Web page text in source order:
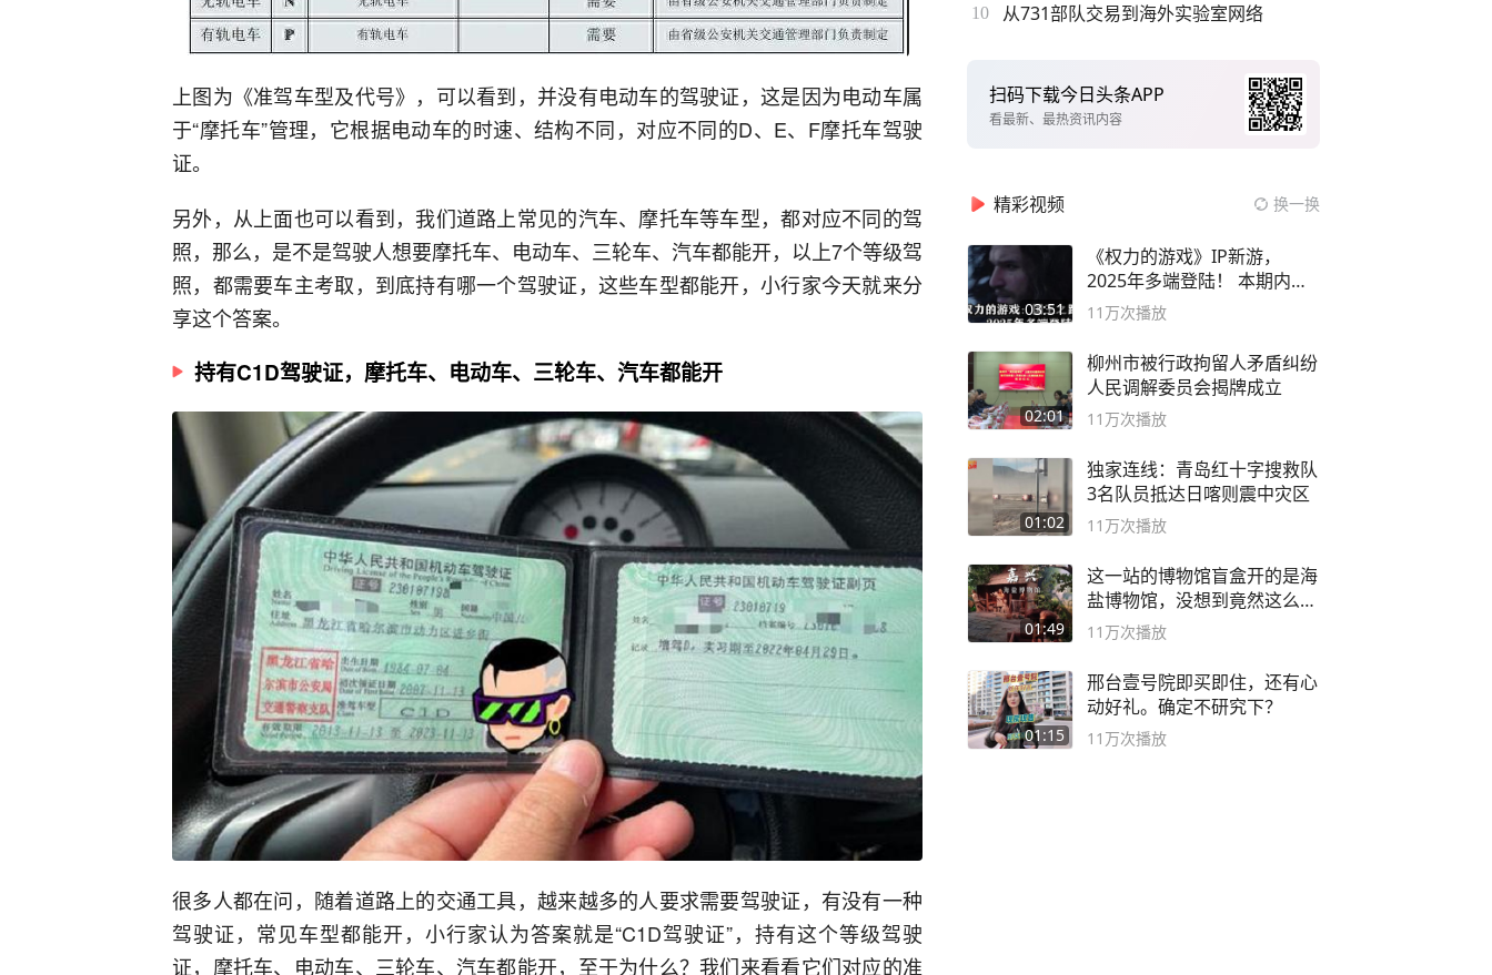
上图为《准驾车型及代号》，可以看到，并没有电动车的驾驶证，这是因为电动车属
于“摩托车”管理，它根据电动车的时速、结构不同，对应不同的D、E、F摩托车驾驶
证。
另外，从上面也可以看到，我们道路上常见的汽车、摩托车等车型，都对应不同的驾
照，那么，是不是驾驶人想要摩托车、电动车、三轮车、汽车都能开，以上7个等级驾
照，都需要车主考取，到底持有哪一个驾驶证，这些车型都能开，小行家今天就来分
享这个答案。
持有C1D驾驶证，摩托车、电动车、三轮车、汽车都能开
很多人都在问，随着道路上的交通工具，越来越多的人要求需要驾驶证，有没有一种
驾驶证，常见车型都能开，小行家认为答案就是“C1D驾驶证”，持有这个等级驾驶
证，摩托车、电动车、三轮车、汽车都能开，至于为什么？我们来看看它们对应的准
10 从731部队交易到海外实验室网络
扫码下载今日头条APP
看最新、最热资讯内容
精彩视频 换一换
03:51
《权力的游戏》IP新游，
2025年多端登陆！ 本期内容
概要
11万次播放
02:01
柳州市被行政拘留人矛盾纠纷
人民调解委员会揭牌成立
11万次播放
01:02
独家连线：青岛红十字搜救队
3名队员抵达日喀则震中灾区
11万次播放
01:49
这一站的博物馆盲盒开的是海
盐博物馆，没想到竟然这么好
逛！
11万次播放
01:15
邢台壹号院即买即住，还有心
动好礼。确定不研究下？
11万次播放